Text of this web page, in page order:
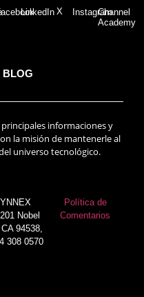
LinkedIn X InstagramChannel
Academy
BLOG
informaciones y
la misión de mantenerle al
universo tecnológico.
Nobel
94538,
308 0570
Política de
Comentarios